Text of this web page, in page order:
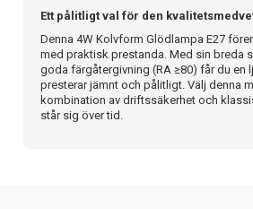
Ett pålitligt val för den
Denna 4W Kolvform Glödlampa E27
med praktisk prestanda. Med sin breda
goda färgåtergivning (RA ≥80) får du en
presterar jämnt och pålitligt. Välj denna
kombination av driftssäkerhet och
står sig över tid.